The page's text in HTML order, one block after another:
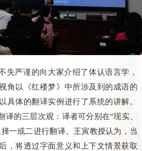
失严谨的向大家介绍了体认语言学，
角以《红楼梦》中所涉及到的成语的
具体的翻译实例进行了系统的讲解。
译的三层次观：译者可分别在“现实、
一或二进行翻译。王寅教授认为，当
，将透过字面意义和上下文情景获取